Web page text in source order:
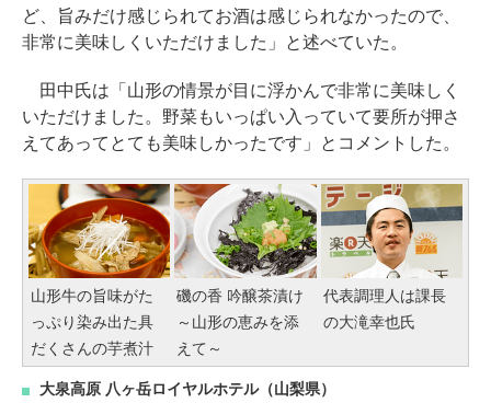
ど、旨みだけ感じられてお酒は感じられなかったので、
非常に美味しくいただけました」と述べていた。
田中氏は「山形の情景が目に浮かんで非常に美味しく
いただけました。野菜もいっぱい入っていて要所が押さ
えてあってとても美味しかったです」とコメントした。
山形牛の旨味がた
っぷり染み出た具
だくさんの芋煮汁
磯の香 吟醸茶漬け
～山形の恵みを添
えて～
代表調理人は課長
の大滝幸也氏
大泉高原 八ヶ岳ロイヤルホテル（山梨県）